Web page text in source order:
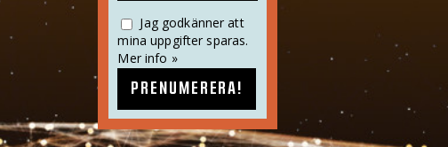
Jag godkänner att
mina uppgifter sparas.
Mer info »
PRENUMERERA!